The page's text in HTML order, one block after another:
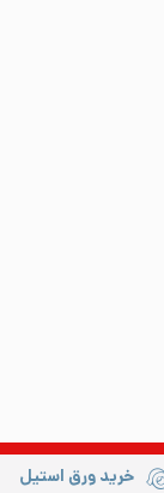
خرید ورق استیل